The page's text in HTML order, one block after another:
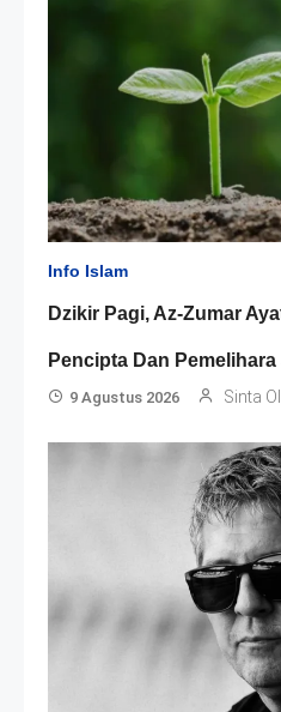
Info Islam
Dzikir Pagi, Az-Zumar
Pencipta Dan
9 Agustus 2026 Sinta